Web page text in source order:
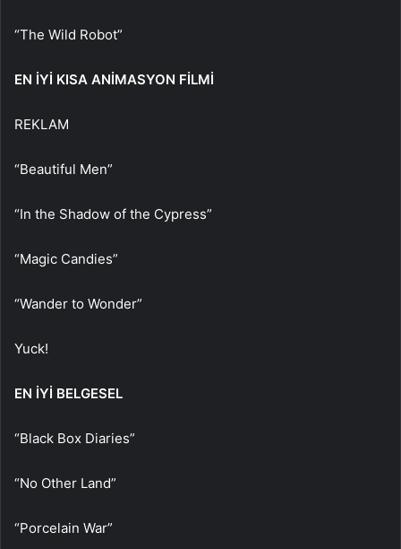
“The Wild Robot”
EN İYİ KISA ANİMASYON FİLMİ
REKLAM
“Beautiful Men”
“In the Shadow of the Cypress”
“Magic Candies”
“Wander to Wonder”
Yuck!
EN İYİ BELGESEL
“Black Box Diaries”
“No Other Land”
“Porcelain War”